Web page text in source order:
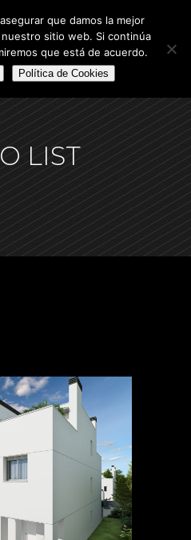
LIST
que damos la mejor
sitio web. Si continúa
que está de acuerdo.
Política de Cookies